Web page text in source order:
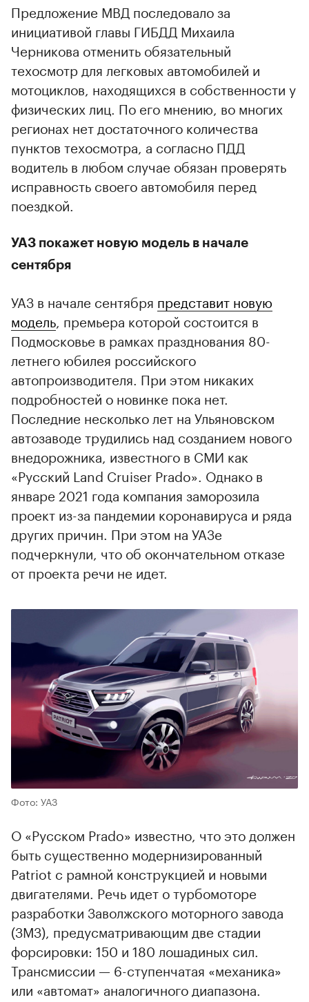
Предложение МВД последовало за
инициативой главы ГИБДД Михаила
Черникова отменить обязательный
техосмотр для легковых автомобилей и
мотоциклов, находящихся в собственности у
физических лиц. По его мнению, во многих
регионах нет достаточного количества
пунктов техосмотра, а согласно ПДД
водитель в любом случае обязан проверять
исправность своего автомобиля перед
поездкой.
УАЗ покажет новую модель в начале
сентября
УАЗ в начале сентября представит новую
модель, премьера которой состоится в
Подмосковье в рамках празднования 80-
летнего юбилея российского
автопроизводителя. При этом никаких
подробностей о новинке пока нет.
Последние несколько лет на Ульяновском
автозаводе трудились над созданием нового
внедорожника, известного в СМИ как
«Русский Land Cruiser Prado». Однако в
январе 2021 года компания заморозила
проект из-за пандемии коронавируса и ряда
других причин. При этом на УАЗе
подчеркнули, что об окончательном отказе
от проекта речи не идет.
Фото: УАЗ
О «Русском Prado» известно, что это должен
быть существенно модернизированный
Patriot с рамной конструкцией и новыми
двигателями. Речь идет о турбомоторе
разработки Заволжского моторного завода
(ЗМЗ), предусматривающим две стадии
форсировки: 150 и 180 лошадиных сил.
Трансмиссии — 6-ступенчатая «механика»
или «автомат» аналогичного диапазона.